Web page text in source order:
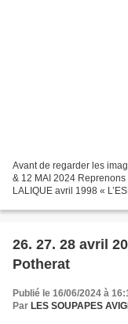
Avant de regarder les
& 12 MAI 2024 Reprenons
LALIQUE avril 1998 «
26. 27. 28 avril
Potherat
Publié le 16/06/2024 à
Par LES SOUPAPES